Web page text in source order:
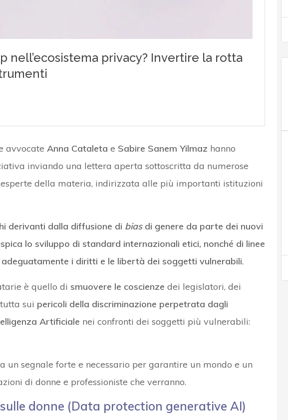
avvocate Anna Cataleta e Sabire Sanem Yilmaz hanno
inviando una lettera aperta sottoscritta da numerose
della materia, indirizzata alle più importanti istituzioni
derivanti dalla diffusione di biasdi genere da parte dei nuovi
lo sviluppo di standard internazionali etici, nonché di linee
i diritti e le libertà dei soggetti vulnerabili.
è quello di smuovere le coscienze dei legislatori, dei
sui pericoli della discriminazione perpetrata dagli
Artificiale nei confronti dei soggetti più vulnerabili:
un segnale forte e necessario per garantire un mondo e un
di donne e professioniste che verranno.
donne (Data protection generative AI)